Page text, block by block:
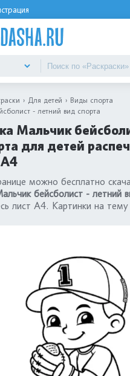
Для детей
Виды спорта
- летний вид спорта
Мальчик
для детей
можно бесплатно
бейсболист - летний
лист А4. Картинки на
подходят и для девочек, и